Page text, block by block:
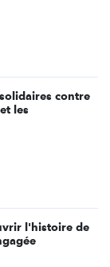
contre
les
l'histoire de